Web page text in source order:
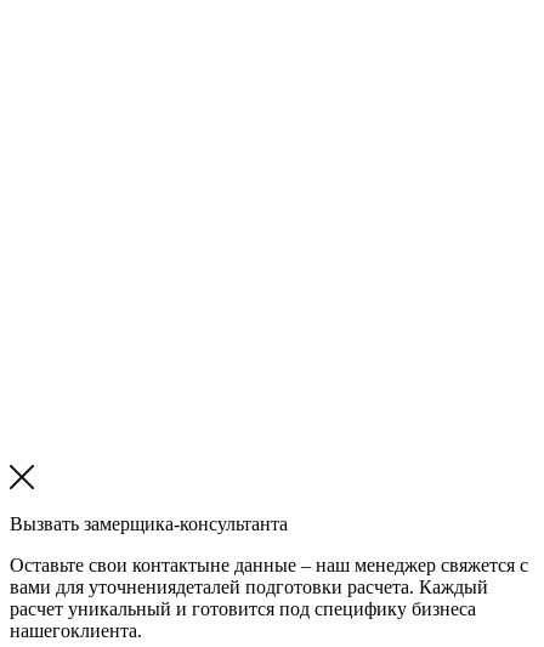
Вызвать замерщика-консультанта
Оставьте свои контактыне данные – наш менеджер свяжется с
вами для уточнениядеталей подготовки расчета. Каждый
расчет уникальный и готовится под специфику бизнеса
нашегоклиента.